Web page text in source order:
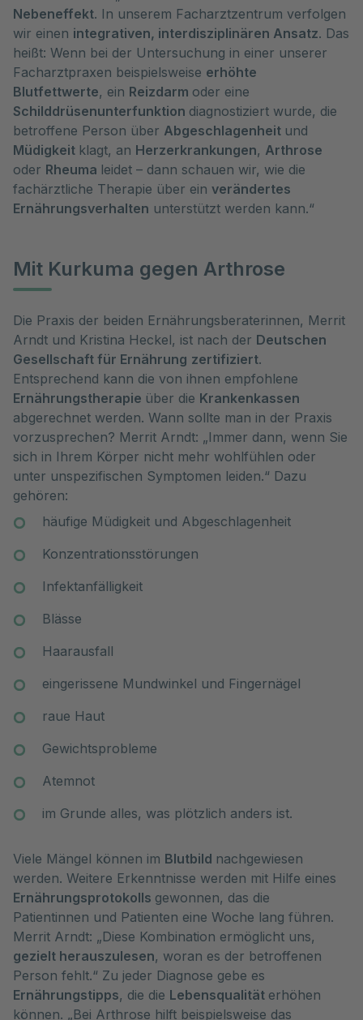
Nebeneffekt. In unserem Facharztzentrum verfolgen
wir einen integrativen, interdisziplinären Ansatz. Das
heißt: Wenn bei der Untersuchung in einer unserer
Facharztpraxen beispielsweise erhöhte
Blutfettwerte, ein Reizdarm oder eine
Schilddrüsenunterfunktion diagnostiziert wurde, die
betroffene Person über Abgeschlagenheit und
Müdigkeit klagt, an Herzerkrankungen, Arthrose
oder Rheuma leidet – dann schauen wir, wie die
fachärztliche Therapie über ein verändertes
Ernährungsverhalten unterstützt werden kann.“
Mit Kurkuma gegen Arthrose
Die Praxis der beiden Ernährungsberaterinnen, Merrit
Arndt und Kristina Heckel, ist nach der Deutschen
Gesellschaft für Ernährung zertifiziert.
Entsprechend kann die von ihnen empfohlene
Ernährungstherapie über die Krankenkassen
abgerechnet werden. Wann sollte man in der Praxis
vorzusprechen? Merrit Arndt: „Immer dann, wenn Sie
sich in Ihrem Körper nicht mehr wohlfühlen oder
unter unspezifischen Symptomen leiden.“ Dazu
gehören:
häufige Müdigkeit und Abgeschlagenheit
Konzentrationsstörungen
Infektanfälligkeit
Blässe
Haarausfall
eingerissene Mundwinkel und Fingernägel
raue Haut
Gewichtsprobleme
Atemnot
im Grunde alles, was plötzlich anders ist.
Viele Mängel können im Blutbild nachgewiesen
werden. Weitere Erkenntnisse werden mit Hilfe eines
Ernährungsprotokolls gewonnen, das die
Patientinnen und Patienten eine Woche lang führen.
Merrit Arndt: „Diese Kombination ermöglicht uns,
gezielt herauszulesen, woran es der betroffenen
Person fehlt.“ Zu jeder Diagnose gebe es
Ernährungstipps, die die Lebensqualität erhöhen
können. „Bei Arthrose hilft beispielsweise das